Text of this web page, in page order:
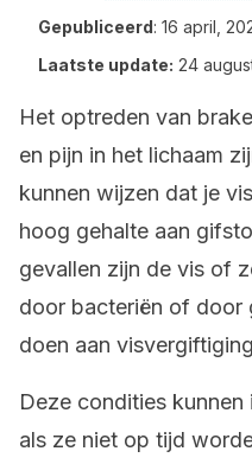
Gepubliceerd: 16 april,
Laatste update: 24
Het optreden van
en pijn in het lichaam
kunnen wijzen dat je
hoog gehalte aan
gevallen zijn de vis of
door bacteriën of door
doen aan
Deze condities
als ze niet op tijd